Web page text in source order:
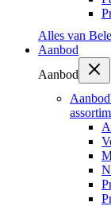
Alles van
Aanbod
Aanbod